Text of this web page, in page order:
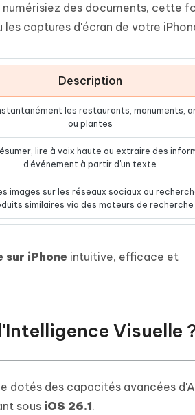
des documents, cette
captures d'écran de votre
Description
les restaurants, monuments,
ou plantes
lire à voix haute ou extraire des
d'événement à partir d'un texte
images sur les réseaux sociaux ou
similaires via des moteurs de recherche
sur iPhone intuitive, efficace et
Visuelle
dotés des capacités avancées
sous iOS 26.1.